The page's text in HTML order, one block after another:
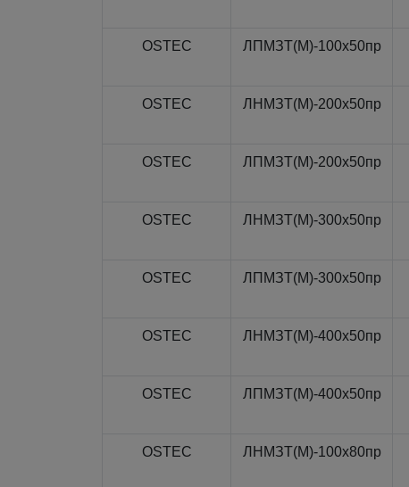
OSTEC ЛПМЗТ(М)-100x50пр
OSTEC ЛНМЗТ(М)-200x50пр
OSTEC ЛПМЗТ(М)-200x50пр
OSTEC ЛНМЗТ(М)-300x50пр
OSTEC ЛПМЗТ(М)-300x50пр
OSTEC ЛНМЗТ(М)-400x50пр
OSTEC ЛПМЗТ(М)-400x50пр
OSTEC ЛНМЗТ(М)-100x80пр